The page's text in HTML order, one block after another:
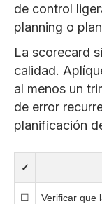
de control
planning o
La scorecard
calidad.
al menos un
de error
planificación
✓
☐ Verificar que